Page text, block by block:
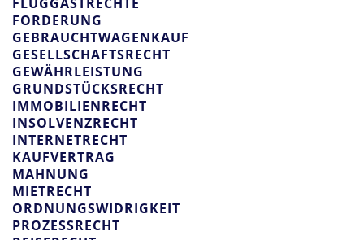
FORDERUNG
GEBRAUCHTWAGENKAUF
GESELLSCHAFTSRECHT
GEWÄHRLEISTUNG
GRUNDSTÜCKSRECHT
IMMOBILIENRECHT
INSOLVENZRECHT
INTERNETRECHT
KAUFVERTRAG
MAHNUNG
MIETRECHT
ORDNUNGSWIDRIGKEIT
PROZESSRECHT